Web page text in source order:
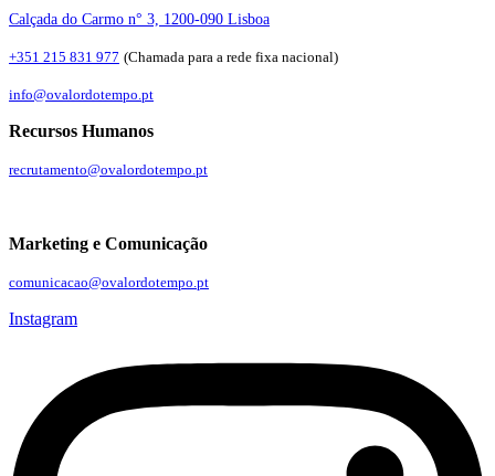
Calçada do Carmo n° 3, 1200-090 Lisboa
+351 215 831 977 (Chamada para a rede fixa nacional)
info@ovalordotempo.pt
Recursos Humanos
recrutamento@ovalordotempo.pt
Marketing e Comunicação
comunicacao@ovalordotempo.pt
Instagram